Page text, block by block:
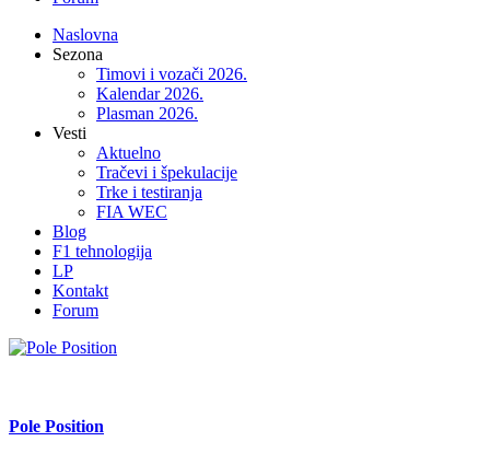
Naslovna
Sezona
Timovi i vozači 2026.
Kalendar 2026.
Plasman 2026.
Vesti
Aktuelno
Tračevi i špekulacije
Trke i testiranja
FIA WEC
Blog
F1 tehnologija
LP
Kontakt
Forum
Pole Position